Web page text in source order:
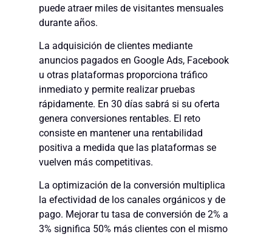
puede atraer miles de visitantes mensuales
durante años.
La adquisición de clientes mediante
anuncios pagados en Google Ads, Facebook
u otras plataformas proporciona tráfico
inmediato y permite realizar pruebas
rápidamente. En 30 días sabrá si su oferta
genera conversiones rentables. El reto
consiste en mantener una rentabilidad
positiva a medida que las plataformas se
vuelven más competitivas.
La optimización de la conversión multiplica
la efectividad de los canales orgánicos y de
pago. Mejorar tu tasa de conversión de 2% a
3% significa 50% más clientes con el mismo